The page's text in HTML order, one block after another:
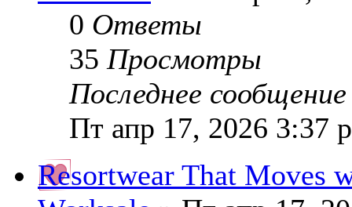
0 Ответы
35 Просмотры
Последнее
Пт апр 17, 2026 3:37
Resortwear That Moves